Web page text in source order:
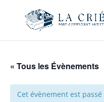
« Tous les Évènements
Cet évènement est passé